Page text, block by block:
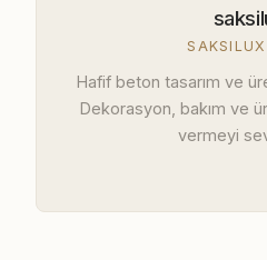
Hafif beton tasarım ve
Dekorasyon, bakım ve
vermeyi